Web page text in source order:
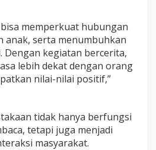
memperkuat hubungan
anak, serta menumbuhkan
Dengan kegiatan bercerita,
lebih dekat dengan orang
nilai-nilai positif,”
tidak hanya berfungsi
tetapi juga menjadi
masyarakat.